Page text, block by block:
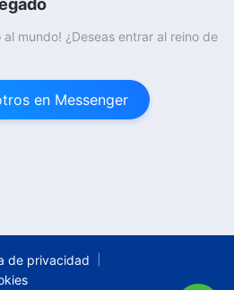
al mundo! ¿Deseas entrar al reino de
en Messenger
de privacidad